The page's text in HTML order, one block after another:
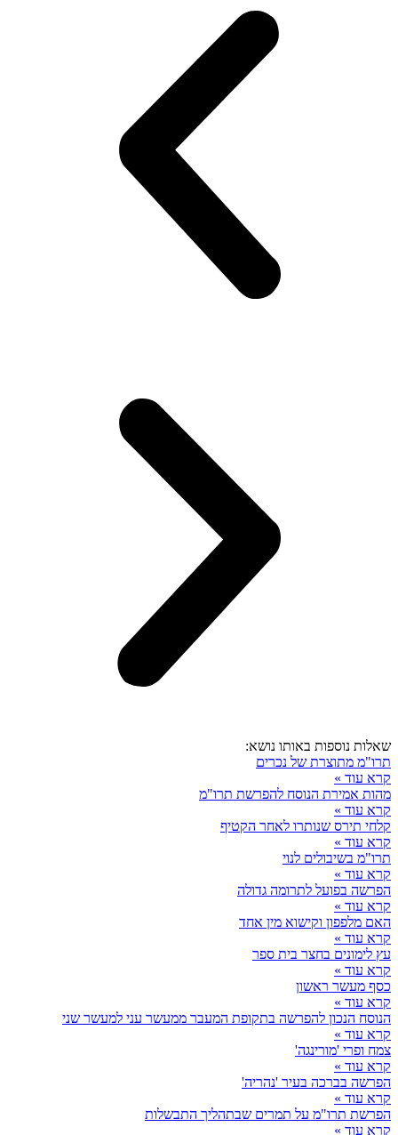
שאלות נוספות באותו נושא:
תרו"מ מתוצרת של נכרים
קרא עוד »
מהות אמירת הנוסח להפרשת תרו"מ
קרא עוד »
קלחי תירס שנותרו לאחר הקטיף
קרא עוד »
תרו"מ בשיבולים לנוי
קרא עוד »
הפרשה בפועל לתרומה גדולה
קרא עוד »
האם מלפפון וקישוא מין אחד
קרא עוד »
עץ לימונים בחצר בית ספר
קרא עוד »
כסף מעשר ראשון
קרא עוד »
הנוסח הנכון להפרשה בתקופת המעבר ממעשר עני למעשר שני
קרא עוד »
צמח ופרי 'מורינגה'
קרא עוד »
הפרשה בברכה בעיר 'נהריה'
קרא עוד »
הפרשת תרו"מ על תמרים שבתהליך התבשלות
קרא עוד »